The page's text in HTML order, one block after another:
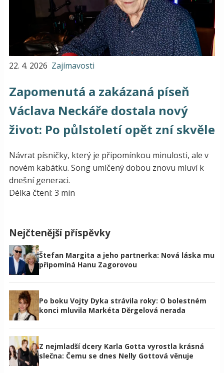
22. 4. 2026 Zajímavosti
Zapomenutá a zakázaná píseň
Václava Neckáře dostala nový
život: Po půlstoletí opět zní skvěle
Návrat písničky, který je připomínkou minulosti, ale v
novém kabátku. Song umlčený dobou znovu mluví k
dnešní generaci.
Délka čtení: 3 min
Nejčtenější příspěvky
Štefan Margita a jeho partnerka: Nová láska mu
připomíná Hanu Zagorovou
Po boku Vojty Dyka strávila roky: O bolestném
konci mluvila Markéta Děrgelová nerada
Z nejmladší dcery Karla Gotta vyrostla krásná
slečna: Čemu se dnes Nelly Gottová věnuje